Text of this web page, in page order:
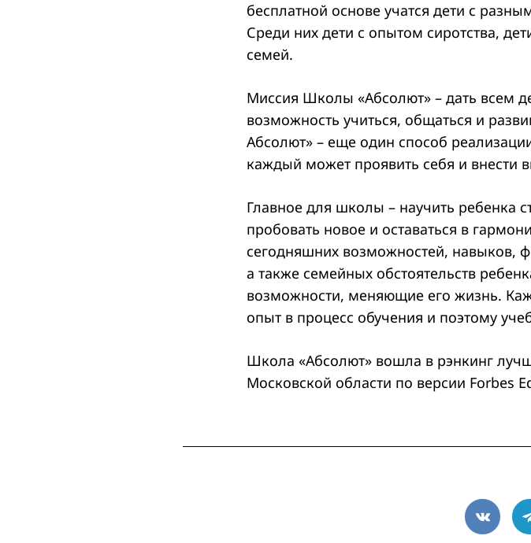
бесплатной основе учатся дети с
Среди них дети с опытом сиротства,
семей.
Миссия Школы «Абсолют» – дать всем
возможность учиться, общаться и
Абсолют» – еще один способ
каждый может проявить себя и внести
Главное для школы – научить ребенка
пробовать новое и оставаться в
сегодняшних возможностей, навыков,
а также семейных обстоятельств
возможности, меняющие его жизнь.
опыт в процесс обучения и поэтому
Школа «Абсолют» вошла в рэнкинг
Московской области по версии Forbes
VK